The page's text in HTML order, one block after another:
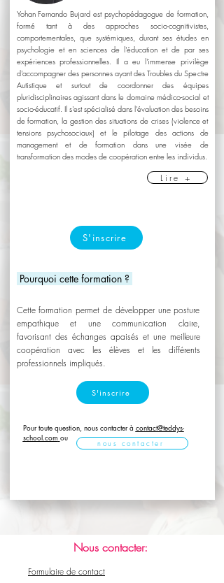
Yohan Fernando Bujard est psychopédagogue de formation,
formé tant à des approches socio-cognitivistes,
comportementales, que systémiques, durant ses études en
psychologie et en sciences de l'éducation et de par ses
expériences professionnelles. Il a eu l'immense privilège
d'accompagner des personnes ayant des Troubles du Spectre
Autistique et surtout de coordonner des équipes
pluridisciplinaires agissant dans le domaine médico-social et
socio-éducatif. Il s'est spécialisé dans l'évaluation des besoins
de formation, la gestion des situations de crises (violence et
tensions psychosociaux) et le pilotage des actions de
management et de formation dans une visée de
transformation des modes de coopération entre les individus.
S'inscrire
Pourquoi cette formation ?
Lire +
Cette formation permet de développer une posture
empathique et une communication claire,
favorisant des échanges apaisés et une meilleure
coopération avec les élèves et les différents
professionnels impliqués.
S'inscrire
Pour toute question, nous contacter à contact@teddys-
school.com ou
nous contacter
Nous contacter:
Formulaire de contact